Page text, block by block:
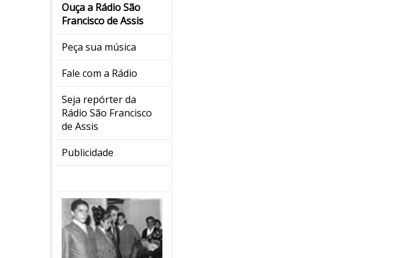
Ouça a Rádio São
Francisco de Assis
Peça sua música
Fale com a Rádio
Seja repórter da
Rádio São Francisco
de Assis
Publicidade